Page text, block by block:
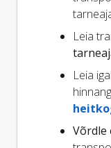
Leia
Leia
Võrdle